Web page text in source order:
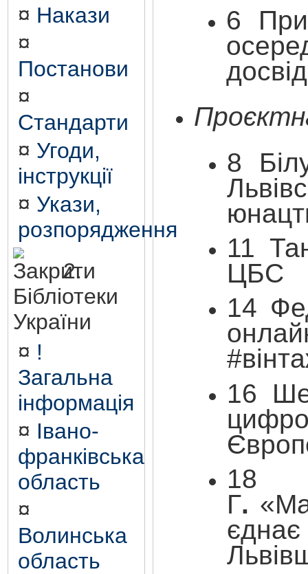
¤ Накази
¤
Постанови
¤
Стандарти
¤ Угоди,
інструкції
¤ Укази,
розпорядження
2.
Бібліотеки
України
¤ !
Загальна
інформація
¤ Івано-
франківська
область
¤
Волинська
область
6
8
11
ЦБС
14
16
18
Г.